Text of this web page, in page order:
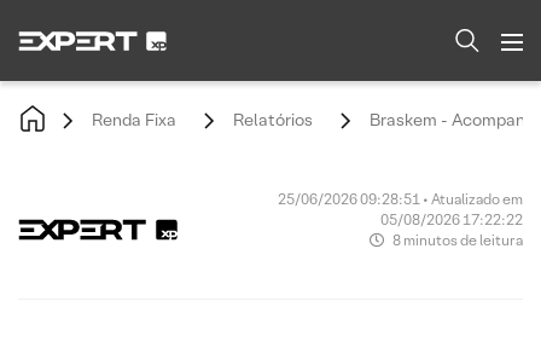
Renda Fixa Relatórios Braskem -
25/06/2026 09:28:51 • Atualizado em
05/08/2026 17:22:22
8 minutos de leitura